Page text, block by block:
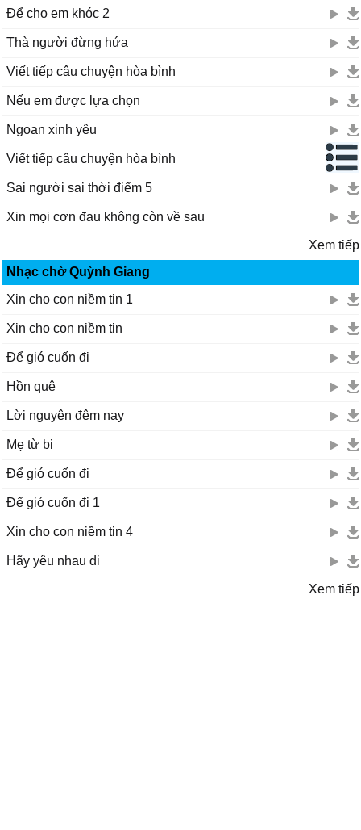
Để cho em khóc 2
Thà người đừng hứa
Viết tiếp câu chuyện hòa bình
Nếu em được lựa chọn
Ngoan xinh yêu
Viết tiếp câu chuyện hòa bình
Sai người sai thời điểm 5
Xin mọi cơn đau không còn về sau
Xem tiếp
Nhạc chờ Quỳnh Giang
Xin cho con niềm tin 1
Xin cho con niềm tin
Để gió cuốn đi
Hồn quê
Lời nguyện đêm nay
Mẹ từ bi
Để gió cuốn đi
Để gió cuốn đi 1
Xin cho con niềm tin 4
Hãy yêu nhau di
Xem tiếp